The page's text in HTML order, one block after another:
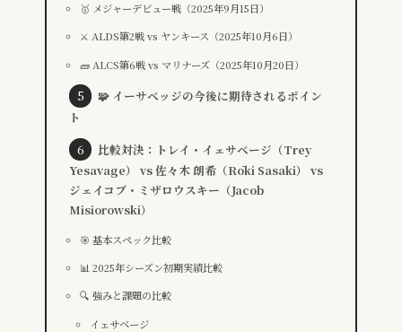
🥇 メジャーデビュー戦（2025年9月15日）
⚔️ ALDS第2戦 vs ヤンキース（2025年10月6日）
🧱 ALCS第6戦 vs マリナーズ（2025年10月20日）
🧩 イーサベッジの今後に期待されるポイン
ト
比較対決：トレイ・イェサベージ（Trey
Yesavage） vs 佐々木 朗希（Rōki Sasaki） vs
ジェイコブ・ミザロウスキー（Jacob
Misiorowski）
🎯 基本スペック比較
📊 2025年シーズン初期実績比較
🔍 強みと課題の比較
イェサベージ